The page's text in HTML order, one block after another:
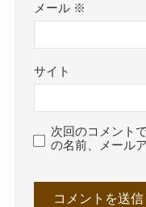
メール ※
サイト
次回のコメント
の名前、メール